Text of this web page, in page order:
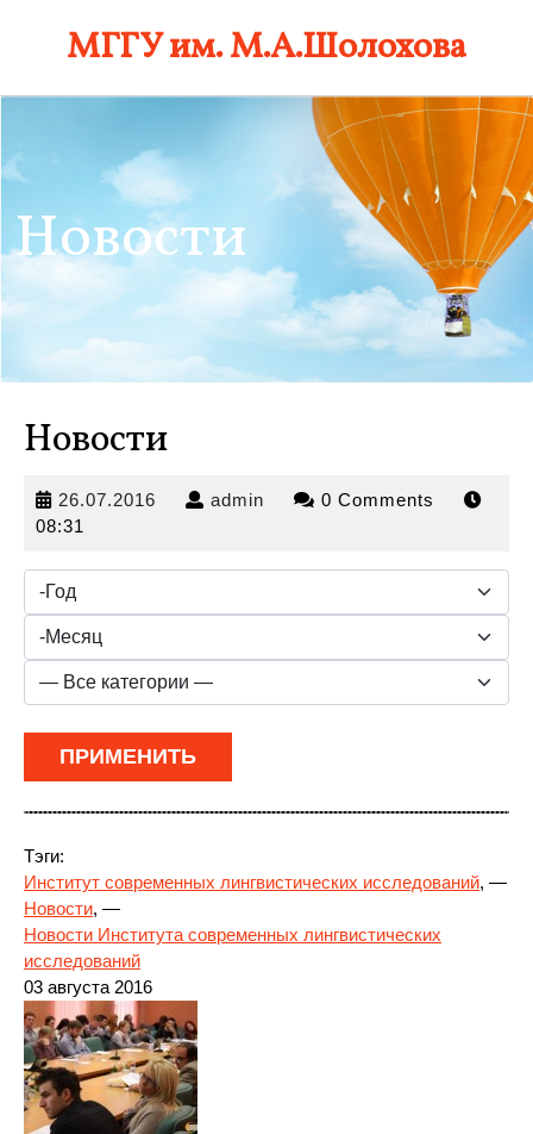
МГГУ им. М.А.Шолохова
Новости
Новости
26.07.2016 26.07.2016
admin admin 0 Comments
08:31
Тэги:
Институт современных лингвистических исследований, —
Новости, —
Новости Института современных лингвистических
исследований
03 августа 2016